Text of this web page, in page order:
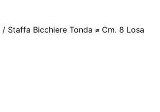
/ Staffa Bicchiere Tonda ⌀ Cm. 8 Losa